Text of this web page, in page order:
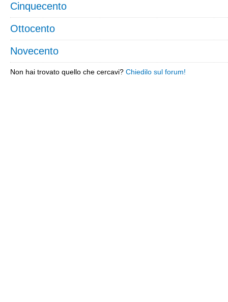
Cinquecento
Ottocento
Novecento
Non hai trovato quello che cercavi? Chiedilo sul forum!